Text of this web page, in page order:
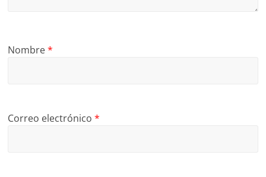
Nombre*
Correo electrónico*